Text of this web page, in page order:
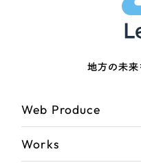
地方の未来
Web Produce
Works